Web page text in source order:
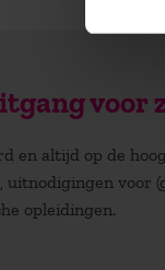
voor
en altijd op de
uitnodigingen voor
opleidingen.